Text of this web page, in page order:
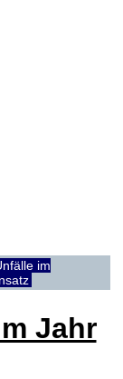
im
Jahr